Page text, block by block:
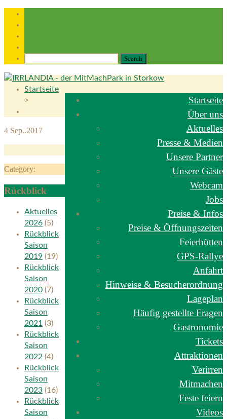
Startseite
Über uns
Aktuelles
Presse & Medien
Unsere Partner
Unsere Gäste
Webcam
Jobs
Preise & Infos
Preise & Öffnungszeiten
Feierhütten
GPS-Rallye
Anfahrt
Hinweise & Besucherordnung
Lageplan
Häufig gestellte Fragen
Gastronomie
Tickets
Attraktionen
Verirren
Mitmachen
Feste feiern
Videos
Startseite
>
4 Sep..2017
Category:
Rückblick
Aktuelles
2026 (5)
Rückblick
Saison
2019 (19)
Rückblick
Saison
2020 (7)
Rückblick
Saison
2021 (3)
Rückblick
Saison
2022 (4)
Rückblick
Saison
2023 (16)
Rückblick
Saison